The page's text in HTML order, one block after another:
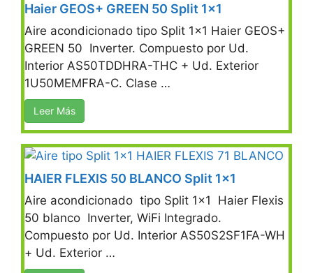
Haier GEOS+ GREEN 50 Split 1×1
Aire acondicionado tipo Split 1×1 Haier GEOS+
GREEN 50 Inverter. Compuesto por Ud.
Interior AS50TDDHRA-THC + Ud. Exterior
1U50MEMFRA-C. Clase …
Leer Más
HAIER FLEXIS 50 BLANCO Split 1×1
Aire acondicionado tipo Split 1×1 Haier Flexis
50 blanco Inverter, WiFi Integrado.
Compuesto por Ud. Interior AS50S2SF1FA-WH
+ Ud. Exterior …